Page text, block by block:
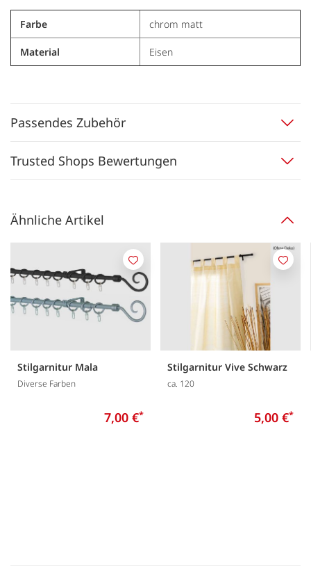
Farbe chrom matt
Material Eisen
Passendes Zubehör
Trusted Shops Bewertungen
Ähnliche Artikel
Stilgarnitur Mala
Diverse Farben
7,00 €*
Merken
Stilgarnitur Vive Schwarz
ca. 120
5,00 €*